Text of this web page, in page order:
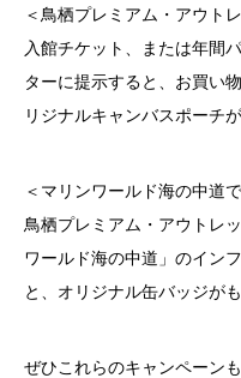
＜鳥栖プレミアム・アウト
入館チケット、または年間
ターに提示すると、お買い
リジナルキャンバスポーチ
＜マリンワールド海の中道
鳥栖プレミアム・アウトレ
ワールド海の中道」のイン
と、オリジナル缶バッジがも
ぜひこれらのキャンペーン